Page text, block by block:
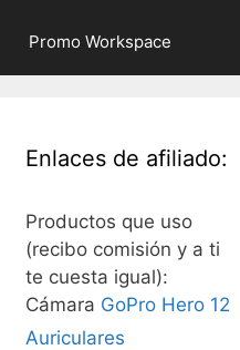
Promo Workspace
Enlaces de afiliado:
Productos que uso
(recibo comisión y a ti
te cuesta igual):
Cámara GoPro Hero 12
Auriculares